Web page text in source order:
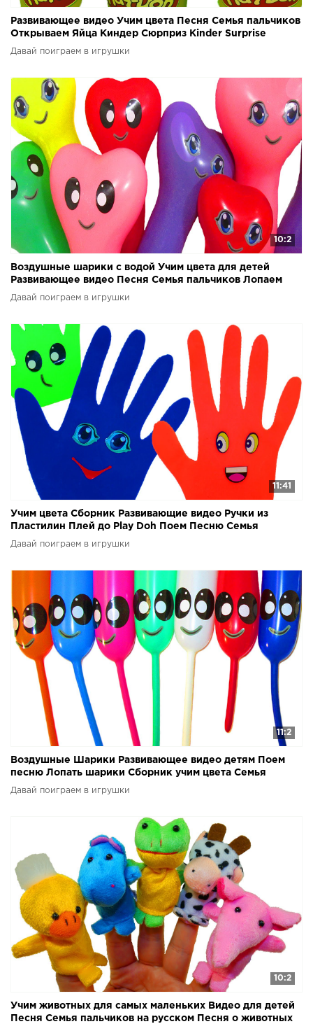
Развивающее видео Учим цвета Песня Семья пальчиков
Открываем Яйца Киндер Сюрприз Kinder Surprise
Давай поиграем в игрушки
10:2
Воздушные шарики с водой Учим цвета для детей
Развивающее видео Песня Семья пальчиков Лопаем
шарики
Давай поиграем в игрушки
11:41
Учим цвета Сборник Развивающие видео Ручки из
Пластилин Плей до Play Doh Поем Песню Семья
пальчиков
Давай поиграем в игрушки
11:2
Воздушные Шарики Развивающее видео детям Поем
песню Лопать шарики Сборник учим цвета Семья
пальчиков
Давай поиграем в игрушки
10:2
Учим животных для самых маленьких Видео для детей
Песня Семья пальчиков на русском Песня о животных